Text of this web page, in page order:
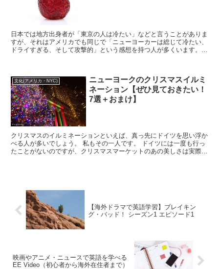
日本では地方出身者が「東京の人は冷たい」などと言うことがありま
すが、それはアメリカでも同じで「ニューヨーカーは総じて冷たい、
ドライすぎる、そして攻撃的」という感想を持つ人が多くいます。本
文化(アメリカ・NYC)
ニューヨークのクリスマスイルミ
ネーション【ぜひ見ておきたい！
7選＋おまけ】
クリスマスのイルミネーションといえば、真っ先にドイツを思い浮か
べる人が多いでしょう。 私もその一人です。 ドイツには一度も行っ
たことがないのですが、クリスマスマーケットのあの美しさは実際目
【海外ドラマで英語学習】ブレイキン
グ・バッド！ シーズン1 エピソード1
映画やアニメ・ニュースで英語を学べる
EE Video（初心者から海外在住者まで）